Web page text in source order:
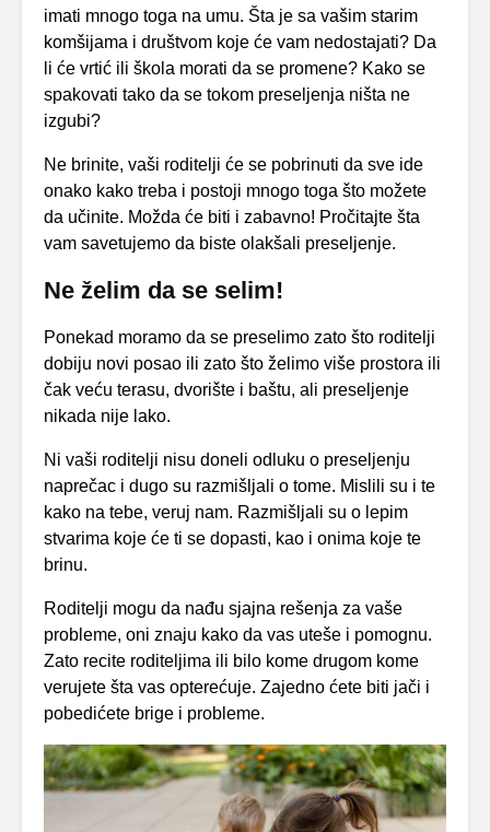
imati mnogo toga na umu. Šta je sa vašim starim
komšijama i društvom koje će vam nedostajati? Da
li će vrtić ili škola morati da se promene? Kako se
spakovati tako da se tokom preseljenja ništa ne
izgubi?
Ne brinite, vaši roditelji će se pobrinuti da sve ide
onako kako treba i postoji mnogo toga što možete
da učinite. Možda će biti i zabavno! Pročitajte šta
vam savetujemo da biste olakšali preseljenje.
Ne želim da se selim!
Ponekad moramo da se preselimo zato što roditelji
dobiju novi posao ili zato što želimo više prostora ili
čak veću terasu, dvorište i baštu, ali preseljenje
nikada nije lako.
Ni vaši roditelji nisu doneli odluku o preseljenju
naprečac i dugo su razmišljali o tome. Mislili su i te
kako na tebe, veruj nam. Razmišljali su o lepim
stvarima koje će ti se dopasti, kao i onima koje te
brinu.
Roditelji mogu da nađu sjajna rešenja za vaše
probleme, oni znaju kako da vas uteše i pomognu.
Zato recite roditeljima ili bilo kome drugom kome
verujete šta vas opterećuje. Zajedno ćete biti jači i
pobedićete brige i probleme.